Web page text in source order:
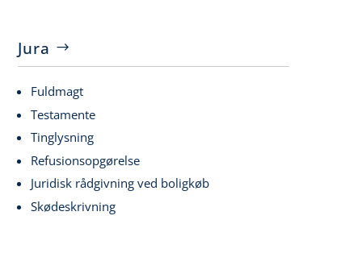
Jura
Fuldmagt
Testamente
Tinglysning
Refusionsopgørelse
Juridisk rådgivning ved boligkøb
Skødeskrivning